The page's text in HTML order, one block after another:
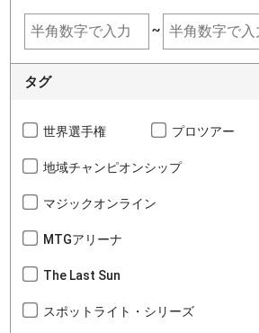
~
タグ
世界選手権 プロツアー
地域チャンピオンシップ
マジックオンライン
MTGアリーナ
The Last Sun
スポットライト・シリーズ